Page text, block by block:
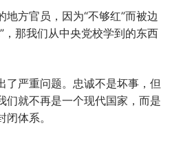
方官员，因为“不够红”而被边
，那我们从中央党校学到的东西
了严重问题。忠诚不是坏事，但
们就不再是一个现代国家，而是
体系。